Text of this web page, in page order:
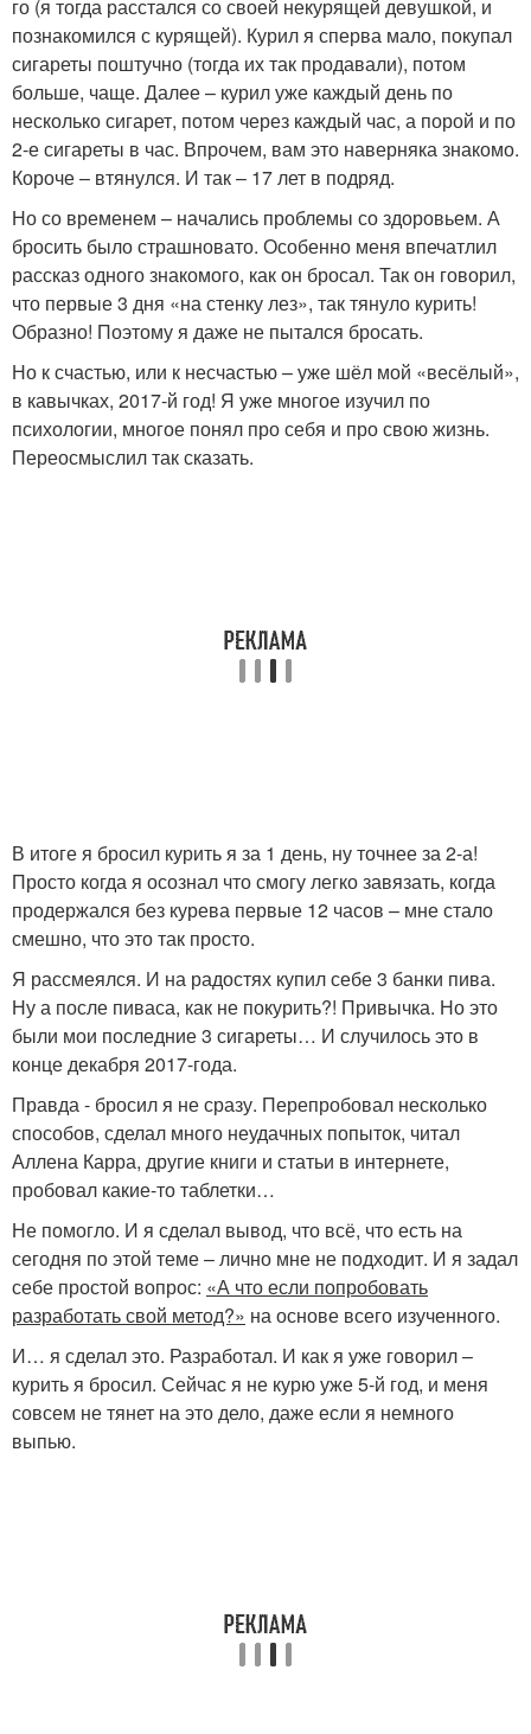
го (я тогда расстался со своей некурящей девушкой, и
познакомился с курящей). Курил я сперва мало, покупал
сигареты поштучно (тогда их так продавали), потом
больше, чаще. Далее – курил уже каждый день по
несколько сигарет, потом через каждый час, а порой и по
2-е сигареты в час. Впрочем, вам это наверняка знакомо.
Короче – втянулся. И так – 17 лет в подряд.
Но со временем – начались проблемы со здоровьем. А
бросить было страшновато. Особенно меня впечатлил
рассказ одного знакомого, как он бросал. Так он говорил,
что первые 3 дня «на стенку лез», так тянуло курить!
Образно! Поэтому я даже не пытался бросать.
Но к счастью, или к несчастью – уже шёл мой «весёлый»,
в кавычках, 2017-й год! Я уже многое изучил по
психологии, многое понял про себя и про свою жизнь.
Переосмыслил так сказать.
В итоге я бросил курить я за 1 день, ну точнее за 2-а!
Просто когда я осознал что смогу легко завязать, когда
продержался без курева первые 12 часов – мне стало
смешно, что это так просто.
Я рассмеялся. И на радостях купил себе 3 банки пива.
Ну а после пиваса, как не покурить?! Привычка. Но это
были мои последние 3 сигареты… И случилось это в
конце декабря 2017-года.
Правда - бросил я не сразу. Перепробовал несколько
способов, сделал много неудачных попыток, читал
Аллена Карра, другие книги и статьи в интернете,
пробовал какие-то таблетки…
Не помогло. И я сделал вывод, что всё, что есть на
сегодня по этой теме – лично мне не подходит. И я задал
себе простой вопрос: «А что если попробовать
разработать свой метод?» на основе всего изученного.
И… я сделал это. Разработал. И как я уже говорил –
курить я бросил. Сейчас я не курю уже 5-й год, и меня
совсем не тянет на это дело, даже если я немного
выпью.